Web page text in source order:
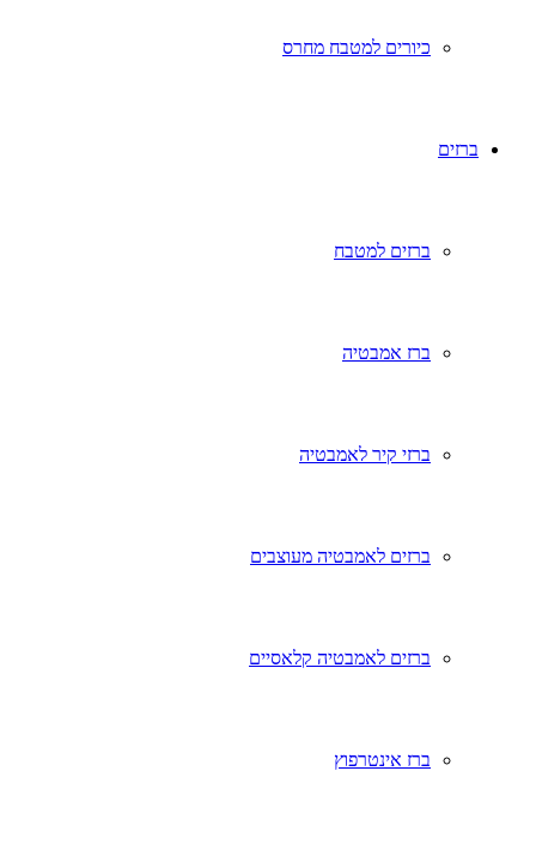
כיורים למטבח מחרס
ברזים
ברזים למטבח
ברז אמבטיה
ברזי קיר לאמבטיה
ברזים לאמבטיה מעוצבים
ברזים לאמבטיה קלאסיים
ברז אינטרפוץ